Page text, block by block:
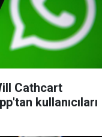
Cathcart
kullanıcıları